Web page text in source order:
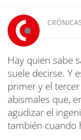
Hay quien sabe
suele decirse. Y
primer y el
abismales que,
agudizar el
también cuando